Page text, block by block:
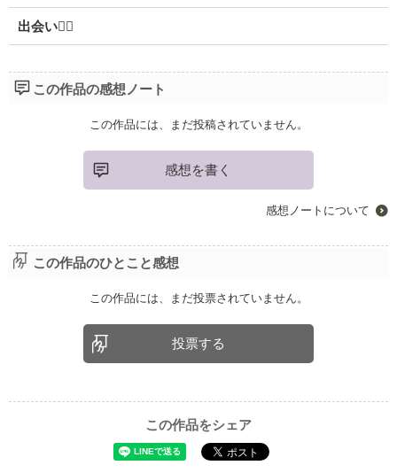
出会い
この作品の感想ノート
この作品には、まだ投稿されていません。
感想を書く
感想ノートについて
この作品のひとこと感想
この作品には、まだ投票されていません。
投票する
この作品をシェア